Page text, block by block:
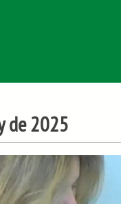
de 2025